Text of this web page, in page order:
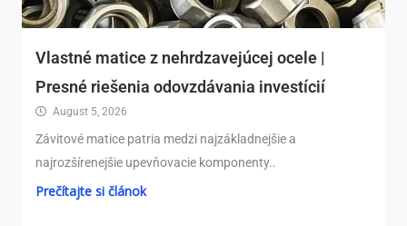
Vlastné matice z nehrdzavejúcej ocele |
Presné riešenia odovzdávania investícií
August 5, 2026
Závitové matice patria medzi najzákladnejšie a
najrozšírenejšie upevňovacie komponenty..
Prečítajte si článok